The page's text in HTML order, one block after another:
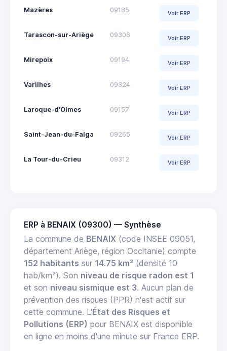
Mazères 09185 Voir ERP
Tarascon-sur-Ariège 09306 Voir ERP
Mirepoix 09194 Voir ERP
Varilhes 09324 Voir ERP
Laroque-d'Olmes 09157 Voir ERP
Saint-Jean-du-Falga 09265 Voir ERP
La Tour-du-Crieu 09312 Voir ERP
ERP à BENAIX (09300) — Synthèse
La commune de BENAIX (code INSEE 09051,
département Ariège, région Occitanie) compte
152 habitants sur 14.75 km² (densité 10
hab/km²). Son niveau de risque radon est 1
et son niveau sismique est 3. Aucun plan de
prévention des risques (PPR) n'est actif sur
cette commune. L'État des Risques et
Pollutions (ERP) pour BENAIX est disponible
en ligne en moins d'une minute sur France ERP.